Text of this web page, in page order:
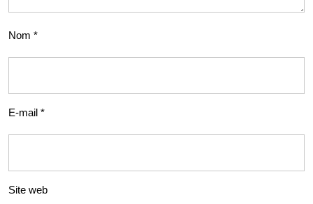
Nom *
E-mail *
Site web